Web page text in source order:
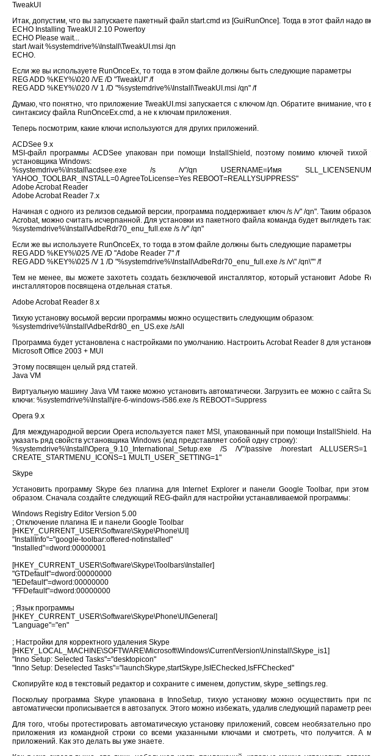
TweakUI
Итак, допустим, что вы запускаете пакетный файл start.cmd из [GuiRunOnce]. Тогда в этот файл надо
ECHO Installing TweakUI 2.10 Powertoy
ECHO Please wait...
start /wait %systemdrive%\Install\TweakUI.msi /qn
ECHO.
Если же вы используете RunOnceEx, то тогда в этом файле должны быть следующие параметры
REG ADD %KEY%\020 /VE /D "TweakUI" /f
REG ADD %KEY%\020 /V 1 /D "%systemdrive%\Install\TweakUI.msi /qn" /f
Думаю, что понятно, что приложение TweakUI.msi запускается с ключом /qn. Обратите внимание, что
синтаксису файла RunOnceEx.cmd, а не к ключам приложения.
Теперь посмотрим, какие ключи используются для других приложений.
ACDSee 9.x
MSI-файл программы ACDSee упакован при помощи InstallShield, поэтому помимо ключей тихой
установщика Windows:
%systemdrive%\Install\acdsee.exe /s /v"/qn USERNAME=Имя
YAHOO_TOOLBAR_INSTALL=0 AgreeToLicense=Yes REBOOT=REALLYSUPPRESS"
Adobe Acrobat Reader
Adobe Acrobat Reader 7.х
Начиная с одного из релизов седьмой версии, программа поддерживает ключ /s /v" /qn". Таким
Acrobat, можно считать исчерпанной. Для установки из пакетного файла команда будет выглядеть так:
%systemdrive%\Install\AdbeRdr70_enu_full.exe /s /v" /qn"
Если же вы используете RunOnceEx, то тогда в этом файле должны быть следующие параметры
REG ADD %KEY%\025 /VE /D "Adobe Reader 7" /f
REG ADD %KEY%\025 /V 1 /D "%systemdrive%\Install\AdbeRdr70_enu_full.exe /s /v\" /qn\"" /f
Тем не менее, вы можете захотеть создать безключевой инсталлятор, который установит Adobe
инсталляторов посвящена отдельная статья.
Adobe Acrobat Reader 8.х
Тихую установку восьмой версии программы можно осуществить следующим образом:
%systemdrive%\Install\AdbeRdr80_en_US.exe /sAll
Программа будет установлена с настройками по умолчанию. Настроить Acrobat Reader 8 для
Microsoft Office 2003 + MUI
Этому посвящен целый ряд статей.
Java VM
Виртуальную машину Java VM также можно установить автоматически. Загрузить ее можно с
ключи: %systemdrive%\Install\jre-6-windows-i586.exe /s REBOOT=Suppress
Opera 9.x
Для международной версии Opera используется пакет MSI, упакованный при помощи InstallShield.
указать ряд свойств установщика Windows (код представляет собой одну строку):
%systemdrive%\Install\Opera_9.10_International_Setup.exe /S /V"/passive /norestart ALLUSERS=1
CREATE_STARTMENU_ICONS=1 MULTI_USER_SETTING=1"
Skype
Установить программу Skype без плагина для Internet Explorer и панели Google Toolbar, при
образом. Сначала создайте следующий REG-файл для настройки устанавливаемой программы:
Windows Registry Editor Version 5.00
; Отключение плагина IE и панели Google Toolbar
[HKEY_CURRENT_USER\Software\Skype\Phone\UI]
"InstallInfo"="google-toolbar:offered-notinstalled"
"Installed"=dword:00000001
[HKEY_CURRENT_USER\Software\Skype\Toolbars\Installer]
"GTDefault"=dword:00000000
"IEDefault"=dword:00000000
"FFDefault"=dword:00000000
; Язык программы
[HKEY_CURRENT_USER\Software\Skype\Phone\UI\General]
"Language"="en"
; Настройки для корректного удаления Skype
[HKEY_LOCAL_MACHINE\SOFTWARE\Microsoft\Windows\CurrentVersion\Uninstall\Skype_is1]
"Inno Setup: Selected Tasks"="desktopicon"
"Inno Setup: Deselected Tasks"="launchSkype,startSkype,IsIEChecked,IsFFChecked"
Скопируйте код в текстовый редактор и сохраните с именем, допустим, skype_settings.reg.
Поскольку программа Skype упакована в InnoSetup, тихую установку можно осуществить
автоматически прописывается в автозапуск. Этого можно избежать, удалив следующий параметр
Для того, чтобы протестировать автоматическую установку приложений, совсем необязательно
приложения из командной строки со всеми указанными ключами и смотреть, что получится. А
приложений. Как это делать вы уже знаете.